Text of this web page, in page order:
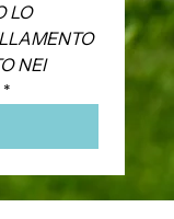
LO
NEI
*